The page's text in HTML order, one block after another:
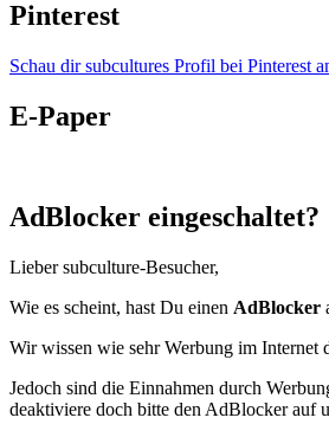
Pinterest
Schau dir subcultures Profil bei Pinterest
E-Paper
AdBlocker eingeschaltet?
Lieber subculture-Besucher,
Wie es scheint, hast Du einen AdBlocker
Wir wissen wie sehr Werbung im Internet
Jedoch sind die Einnahmen durch
deaktiviere doch bitte den AdBlocker auf